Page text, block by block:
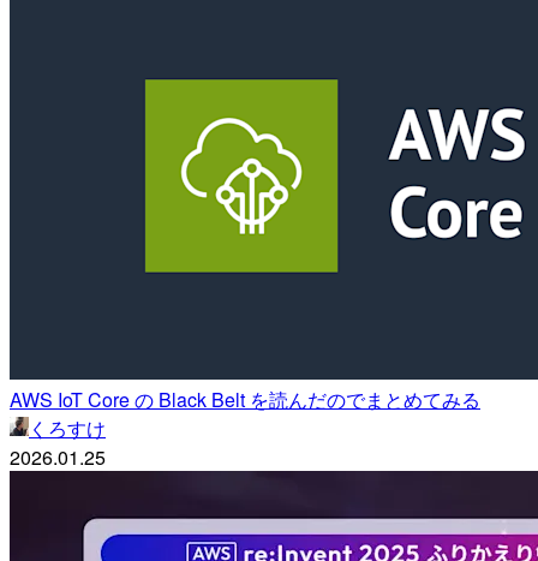
AWS IoT Core の Black Belt を読んだのでまとめてみる
くろすけ
2026.01.25